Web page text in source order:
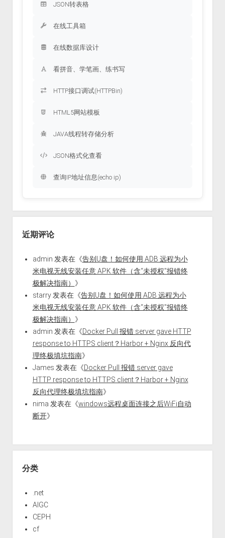
JSON转表格
在线工具箱
在线数据库设计
看拼音、学笔画、练书写
HTTP接口调试(HTTPBin)
HTML5网站模板
JAVA线程转存储分析
JSON格式化查看
查询IP地址信息(echo ip)
近期评论
admin 发表在《告别U盘！如何使用 ADB 远程为小
米电视无线安装任意 APK 软件（含“未授权”报错终
极解决指南） 》
starry发表在《告别U盘！如何使用 ADB 远程为小
米电视无线安装任意 APK 软件（含“未授权”报错终
极解决指南） 》
admin 发表在《Docker Pull 报错 server gave HTTP
response to HTTPS client？Harbor + Nginx 反向代
理终极填坑指南》
James 发表在《Docker Pull 报错 server gave
HTTP response to HTTPS client？Harbor + Nginx
反向代理终极填坑指南》
nima 发表在《windows远程桌面连接之后WiFi自动
断开》
分类
.net
AIGC
CEPH
cf